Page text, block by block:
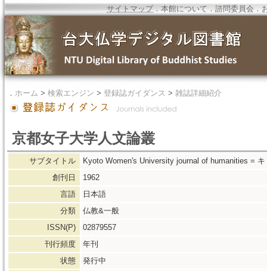
サイトマップ．本館について．諮問委員会．
． ホーム > 検索エンジン > 登録誌ガイダンス > 雑誌詳細紹介
京都女子大学人文論叢
サブタイトル
Kyoto Women's University journal of humanities =
創刊日
1962
言語
日本語
分類
仏教&一般
ISSN(P)
02879557
刊行頻度
年刊
状態
発行中